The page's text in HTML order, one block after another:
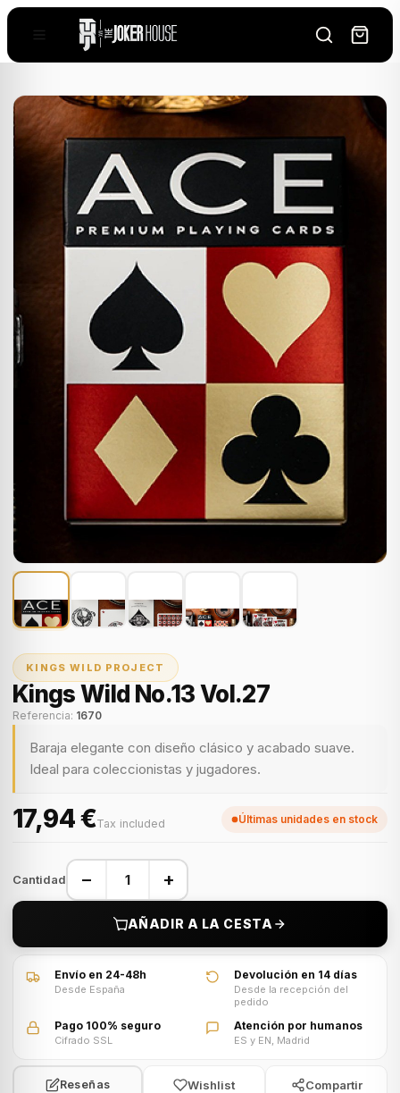
KINGS WILD PROJECT
Kings Wild No.13 Vol.27
Referencia: 1670
Baraja elegante con diseño clásico y acabado suave.
Ideal para coleccionistas y jugadores.
17,94 €Tax included Últimas unidades en stock
Cantidad − +
AÑADIR A LA CESTA
Envío en 24-48h
Desde España
Devolución en 14 días
Desde la recepción del
pedido
Pago 100% seguro
Cifrado SSL
Atención por humanos
ES y EN, Madrid
Reseñas Wishlist Compartir